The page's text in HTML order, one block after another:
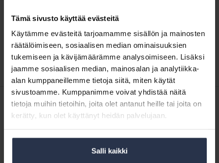
Tämä sivusto käyttää evästeitä
Käytämme evästeitä tarjoamamme sisällön ja mainosten
räätälöimiseen, sosiaalisen median ominaisuuksien
tukemiseen ja kävijämäärämme analysoimiseen. Lisäksi
jaamme sosiaalisen median, mainosalan ja analytiikka-
alan kumppaneillemme tietoja siitä, miten käytät
sivustoamme. Kumppanimme voivat yhdistää näitä
tietoja muihin tietoihin, joita olet antanut heille tai joita on
kerätty, kun olet käyttänyt heidän palvelujaan.
Salli kaikki
Laki ja sääntely
SIVU
Isännöintiliiton lainsäädännöllinen vaikuttamistyö liittyy etenkin
asunto-osakeyhtiölain muutostarpeisiin, asumisen digitalisaatioon,
korjausrakentamisen tukiin ja energia-asioihin.
Asunto-
osakeyhtiölain
muutosesitys Asunto-osakeyhtiölain muutosesitys eteni
eduskuntakäsittelyyn
Hallituskausi lähenee loppuaan, mikä tarkoittaa lainsäätäjälle
vilkasta kevättä. Eduskuntakäsittelyyn on edennyt myös